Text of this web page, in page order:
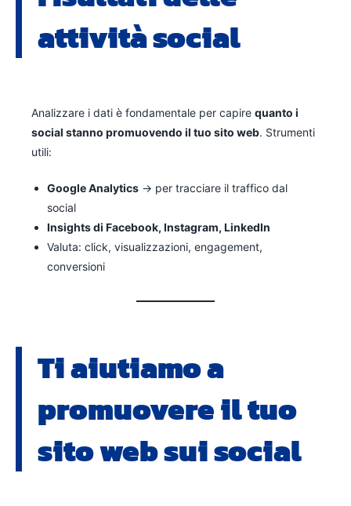
attività social
Analizzare i dati è fondamentale per capire quanto i
social stanno promuovendo il tuo sito web. Strumenti
utili:
Google Analytics → per tracciare il traffico dal
social
Insights di Facebook, Instagram, LinkedIn
Valuta: click, visualizzazioni, engagement,
conversioni
Ti aiutiamo a
promuovere il tuo
sito web sui social